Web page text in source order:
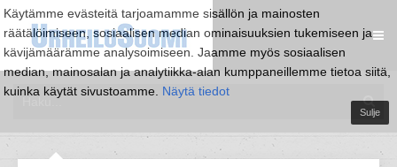
Käytämme evästeitä tarjoamamme sisällön ja mainosten
räätälöimiseen, sosiaalisen median ominaisuuksien tukemiseen ja
kävijämäärämme analysoimiseen. Jaamme myös sosiaalisen
median, mainosalan ja analytiikka-alan kumppaneillemme tietoa siitä,
kuinka käytät sivustoamme. Näytä tiedot
Sulje